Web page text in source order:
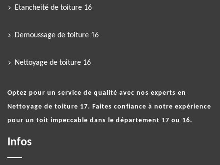
Etancheité de toiture 16
Demoussage de toiture 16
Nettoyage de toiture 16
Optez pour un service de qualité avec nos experts en
Nettoyage de toiture 17. Faites confiance à notre expérience
pour un toit impeccable dans le département 17 ou 16.
Infos